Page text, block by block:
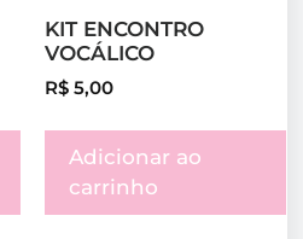
KIT ENCONTRO
VOCÁLICO
R$ 5,00
Adicionar ao
carrinho